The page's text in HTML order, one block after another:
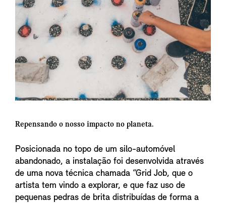
Repensando o nosso impacto no planeta.
Posicionada no topo de um silo-automóvel
abandonado, a instalação foi desenvolvida através
de uma nova técnica chamada “Grid Job, que o
artista tem vindo a explorar, e que faz uso de
pequenas pedras de brita distribuídas de forma a